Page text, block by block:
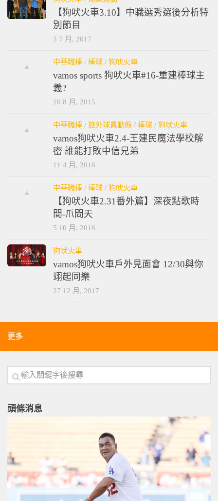
【狗吠火車3.10】中職選秀選後分析特
別節目
3 7 月, 2017
中華職棒 / 棒球 / 狗吠火車
vamos sports 狗吠火車#16-重建棒球主
義?
10 8 月, 2015
中華職棒 / 旅外球員動態 / 棒球 / 狗吠火車
vamos狗吠火車2.4-王建民魔法學校解
密 誰能打敗中信兄弟
11 4 月, 2016
中華職棒 / 棒球 / 狗吠火車
【狗吠火車2.31番外篇】深夜點歌時
間-爪問天
5 10 月, 2016
狗吠火車
vamos狗吠火車戶外見面會 12/30與你
翊起同樂
27 12 月, 2017
更多
頭條消息